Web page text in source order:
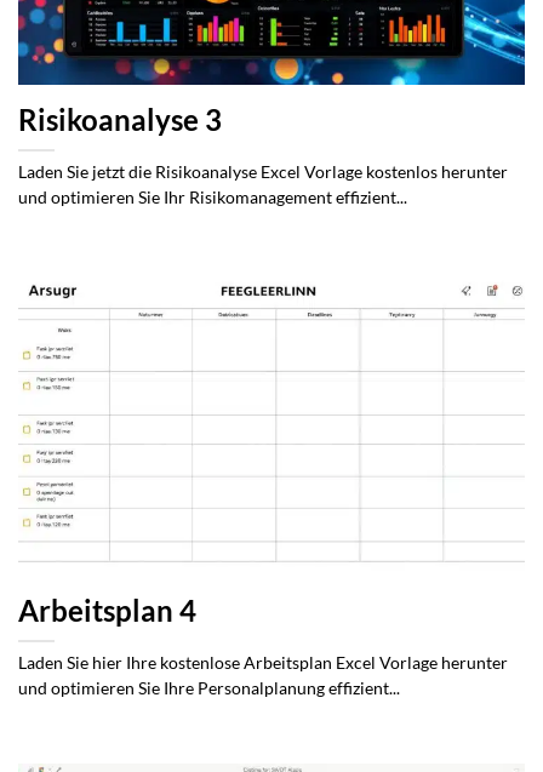
Risikoanalyse 3
Laden Sie jetzt die Risikoanalyse Excel Vorlage kostenlos herunter
und optimieren Sie Ihr Risikomanagement effizient...
Arbeitsplan 4
Laden Sie hier Ihre kostenlose Arbeitsplan Excel Vorlage herunter
und optimieren Sie Ihre Personalplanung effizient...